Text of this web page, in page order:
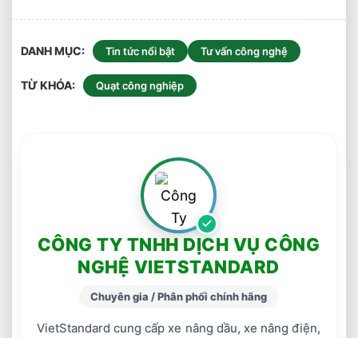
DANH MỤC Tin tức nổi bật Tư vấn công nghệ
TỪ KHÓA Quạt công nghiệp
CÔNG TY TNHH DỊCH VỤ CÔNG
NGHỆ VIETSTANDARD
Chuyên gia / Phân phối chính hãng
VietStandard cung cấp xe nâng dầu, xe nâng điện,